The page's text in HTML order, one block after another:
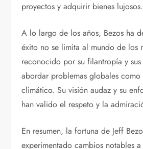
proyectos y adquirir bienes lujosos.
A lo largo de los años, Bezos ha
éxito no se limita al mundo de los
reconocido por su filantropía y
abordar problemas globales
climático. Su visión audaz y su
han valido el respeto y la
En resumen, la fortuna de Jeff
experimentado cambios notables